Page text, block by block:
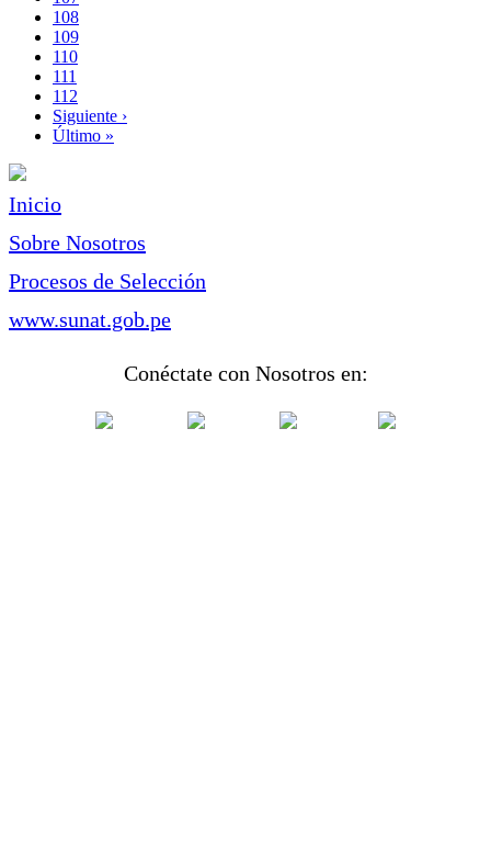
Página
actual
108
Page
109
Page
110
Page
111
Page
112
Siguiente
página
Siguiente ›
Última
Último »
Inicio
Sobre Nosotros
Procesos de Selección
www.sunat.gob.pe
Conéctate con Nosotros en: